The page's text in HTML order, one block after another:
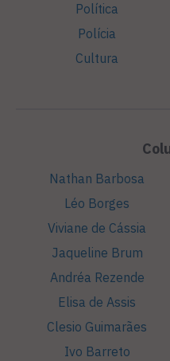
Política
Polícia
Cultura
Nathan Barbosa
Léo Borges
Viviane de Cássia
Jaqueline Brum
Andréa Rezende
Elisa de Assis
Clesio Guimarães
Ivo Barreto